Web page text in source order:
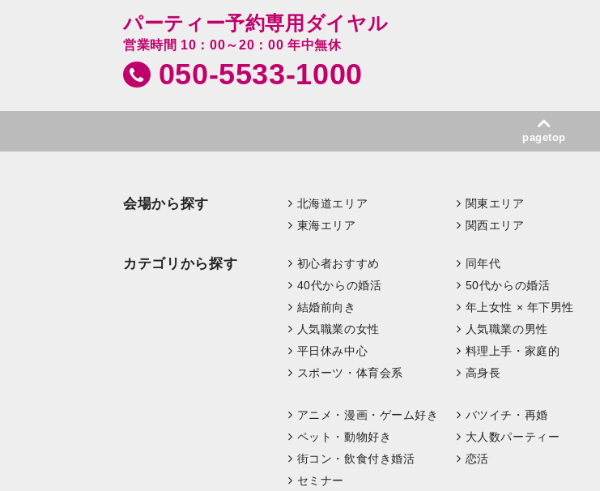
パーティー予約専用ダイヤル
営業時間 10：00～20：00 年中無休
050-5533-1000
pagetop
会場から探す 北海道エリア 関東エリア
東海エリア
関西エリア
カテゴリから探す 初心者おすすめ 同年代
40代からの婚活
50代からの婚活
結婚前向き
年上女性 × 年下男性
人気職業の女性
人気職業の男性
平日休み中心
料理上手・家庭的
スポーツ・体育会系
高身長
アニメ・漫画・ゲーム好き
バツイチ・再婚
ペット・動物好き
大人数パーティー
街コン・飲食付き婚活
恋活
セミナー